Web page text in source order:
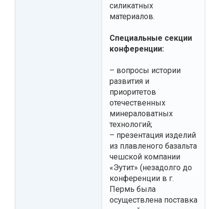
силикатных
материалов.
Cпециальные секции
конференции:
– вопросы истории
развития и
приоритетов
отечественных
минераловатных
технологий;
– презентация изделий
из плавленого базальта
чешской компании
«Эутит» (незадолго до
конференции в г.
Пермь была
осуществлена поставка